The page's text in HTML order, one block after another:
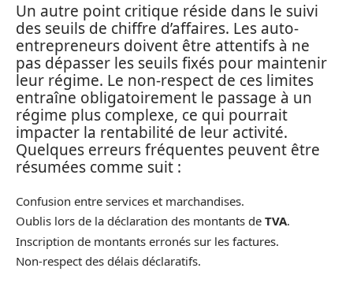
Un autre point critique réside dans le suivi
des seuils de chiffre d’affaires. Les auto-
entrepreneurs doivent être attentifs à ne
pas dépasser les seuils fixés pour maintenir
leur régime. Le non-respect de ces limites
entraîne obligatoirement le passage à un
régime plus complexe, ce qui pourrait
impacter la rentabilité de leur activité.
Quelques erreurs fréquentes peuvent être
résumées comme suit :
Confusion entre services et marchandises.
Oublis lors de la déclaration des montants de TVA.
Inscription de montants erronés sur les factures.
Non-respect des délais déclaratifs.